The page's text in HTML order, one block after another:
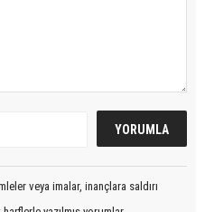
veya imalar, inançlara saldırı